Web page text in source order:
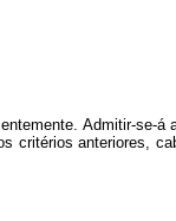
Admitir-se-á
critérios anteriores,